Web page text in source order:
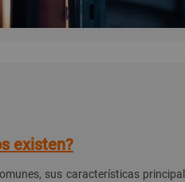
existen?
sus características